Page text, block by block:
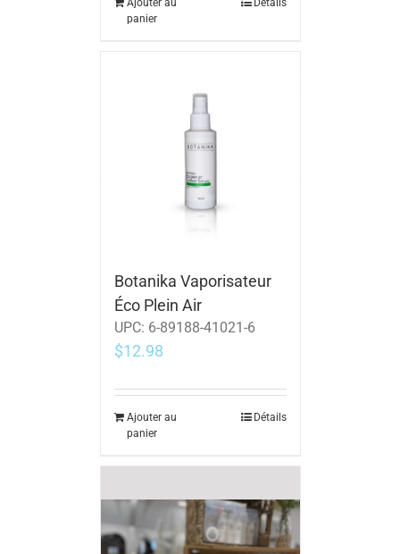
Ajouter au
panier
Détails
Botanika Vaporisateur
Éco Plein Air
UPC: 6-89188-41021-6
$12.98
Ajouter au
panier
Détails